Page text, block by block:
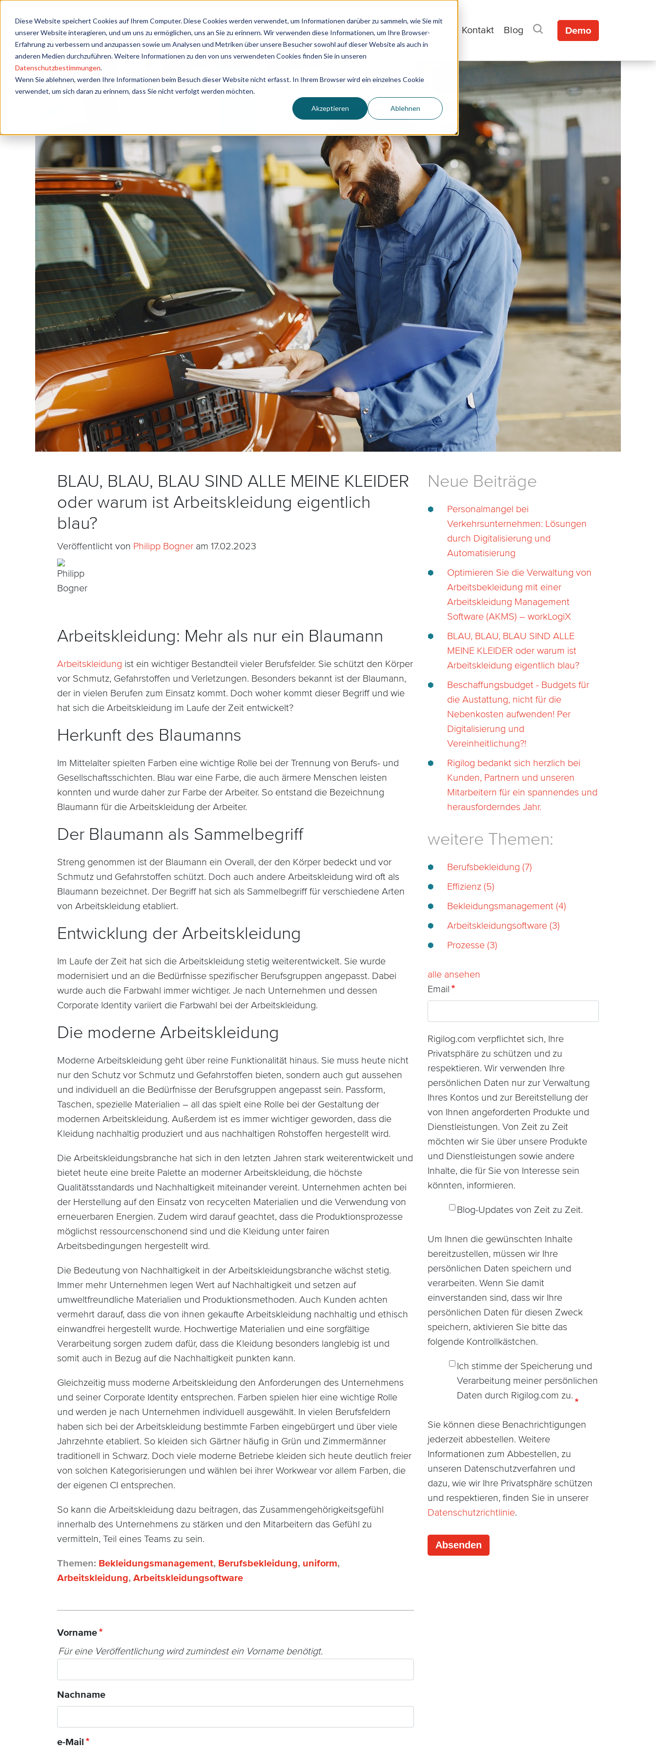
Diese Website speichert Cookies auf Ihrem Computer. Diese Cookies werden verwendet, um Informationen darüber zu sammeln, wie Sie mit
unserer Website interagieren, und um uns zu ermöglichen, uns an Sie zu erinnern. Wir verwenden diese Informationen, um Ihre Browser-
Erfahrung zu verbessern und anzupassen sowie um Analysen und Metriken über unsere Besucher sowohl auf dieser Website als auch in
anderen Medien durchzuführen. Weitere Informationen zu den von uns verwendeten Cookies finden Sie in unseren
Datenschutzbestimmungen.
Wenn Sie ablehnen, werden Ihre Informationen beim Besuch dieser Website nicht erfasst. In Ihrem Browser wird ein einzelnes Cookie
verwendet, um sich daran zu erinnern, dass Sie nicht verfolgt werden möchten.
Akzeptieren Ablehnen
Anwendungen Produkt Ressourcen Unternehmen Kontakt Blog Demo
BLAU, BLAU, BLAU SIND ALLE MEINE KLEIDER
oder warum ist Arbeitskleidung eigentlich
blau?
Veröffentlicht von Philipp Bogner am 17.02.2023
Arbeitskleidung: Mehr als nur ein Blaumann
Arbeitskleidung ist ein wichtiger Bestandteil vieler Berufsfelder. Sie schützt den Körper
vor Schmutz, Gefahrstoffen und Verletzungen. Besonders bekannt ist der Blaumann,
der in vielen Berufen zum Einsatz kommt. Doch woher kommt dieser Begriff und wie
hat sich die Arbeitskleidung im Laufe der Zeit entwickelt?
Herkunft des Blaumanns
Im Mittelalter spielten Farben eine wichtige Rolle bei der Trennung von Berufs- und
Gesellschaftsschichten. Blau war eine Farbe, die auch ärmere Menschen leisten
konnten und wurde daher zur Farbe der Arbeiter. So entstand die Bezeichnung
Blaumann für die Arbeitskleidung der Arbeiter.
Der Blaumann als Sammelbegriff
Streng genommen ist der Blaumann ein Overall, der den Körper bedeckt und vor
Schmutz und Gefahrstoffen schützt. Doch auch andere Arbeitskleidung wird oft als
Blaumann bezeichnet. Der Begriff hat sich als Sammelbegriff für verschiedene Arten
von Arbeitskleidung etabliert.
Entwicklung der Arbeitskleidung
Im Laufe der Zeit hat sich die Arbeitskleidung stetig weiterentwickelt. Sie wurde
modernisiert und an die Bedürfnisse spezifischer Berufsgruppen angepasst. Dabei
wurde auch die Farbwahl immer wichtiger. Je nach Unternehmen und dessen
Corporate Identity variiert die Farbwahl bei der Arbeitskleidung.
Die moderne Arbeitskleidung
Moderne Arbeitskleidung geht über reine Funktionalität hinaus. Sie muss heute nicht
nur den Schutz vor Schmutz und Gefahrstoffen bieten, sondern auch gut aussehen
und individuell an die Bedürfnisse der Berufsgruppen angepasst sein. Passform,
Taschen, spezielle Materialien – all das spielt eine Rolle bei der Gestaltung der
modernen Arbeitskleidung. Außerdem ist es immer wichtiger geworden, dass die
Kleidung nachhaltig produziert und aus nachhaltigen Rohstoffen hergestellt wird.
Die Arbeitskleidungsbranche hat sich in den letzten Jahren stark weiterentwickelt und
bietet heute eine breite Palette an moderner Arbeitskleidung, die höchste
Qualitätsstandards und Nachhaltigkeit miteinander vereint. Unternehmen achten bei
der Herstellung auf den Einsatz von recycelten Materialien und die Verwendung von
erneuerbaren Energien. Zudem wird darauf geachtet, dass die Produktionsprozesse
möglichst ressourcenschonend sind und die Kleidung unter fairen
Arbeitsbedingungen hergestellt wird.
Die Bedeutung von Nachhaltigkeit in der Arbeitskleidungsbranche wächst stetig.
Immer mehr Unternehmen legen Wert auf Nachhaltigkeit und setzen auf
umweltfreundliche Materialien und Produktionsmethoden. Auch Kunden achten
vermehrt darauf, dass die von ihnen gekaufte Arbeitskleidung nachhaltig und ethisch
einwandfrei hergestellt wurde. Hochwertige Materialien und eine sorgfältige
Verarbeitung sorgen zudem dafür, dass die Kleidung besonders langlebig ist und
somit auch in Bezug auf die Nachhaltigkeit punkten kann.
Gleichzeitig muss moderne Arbeitskleidung den Anforderungen des Unternehmens
und seiner Corporate Identity entsprechen. Farben spielen hier eine wichtige Rolle
und werden je nach Unternehmen individuell ausgewählt. In vielen Berufsfeldern
haben sich bei der Arbeitskleidung bestimmte Farben eingebürgert und über viele
Jahrzehnte etabliert. So kleiden sich Gärtner häufig in Grün und Zimmermänner
traditionell in Schwarz. Doch viele moderne Betriebe kleiden sich heute deutlich freier
von solchen Kategorisierungen und wählen bei ihrer Workwear vor allem Farben, die
der eigenen CI entsprechen.
So kann die Arbeitskleidung dazu beitragen, das Zusammengehörigkeitsgefühl
innerhalb des Unternehmens zu stärken und den Mitarbeitern das Gefühl zu
vermitteln, Teil eines Teams zu sein.
Themen: Bekleidungsmanagement, Berufsbekleidung, uniform,
Arbeitskleidung, Arbeitskleidungsoftware
Vorname
Für eine Veröffentlichung wird zumindest ein Vorname benötigt.
Nachname
e-Mail
Neue Beiträge
Personalmangel bei
Verkehrsunternehmen: Lösungen
durch Digitalisierung und
Automatisierung
Optimieren Sie die Verwaltung von
Arbeitsbekleidung mit einer
Arbeitskleidung Management
Software (AKMS) – workLogiX
BLAU, BLAU, BLAU SIND ALLE
MEINE KLEIDER oder warum ist
Arbeitskleidung eigentlich blau?
Beschaffungsbudget - Budgets für
die Austattung, nicht für die
Nebenkosten aufwenden! Per
Digitalisierung und
Vereinheitlichung?!
Rigilog bedankt sich herzlich bei
Kunden, Partnern und unseren
Mitarbeitern für ein spannendes und
herausforderndes Jahr.
weitere Themen:
Berufsbekleidung (7)
Effizienz (5)
Bekleidungsmanagement (4)
Arbeitskleidungsoftware (3)
Prozesse (3)
alle ansehen
Email
Rigilog.com verpflichtet sich, Ihre
Privatsphäre zu schützen und zu
respektieren. Wir verwenden Ihre
persönlichen Daten nur zur Verwaltung
Ihres Kontos und zur Bereitstellung der
von Ihnen angeforderten Produkte und
Dienstleistungen. Von Zeit zu Zeit
möchten wir Sie über unsere Produkte
und Dienstleistungen sowie andere
Inhalte, die für Sie von Interesse sein
könnten, informieren.
Blog-Updates von Zeit zu Zeit.
Um Ihnen die gewünschten Inhalte
bereitzustellen, müssen wir Ihre
persönlichen Daten speichern und
verarbeiten. Wenn Sie damit
einverstanden sind, dass wir Ihre
persönlichen Daten für diesen Zweck
speichern, aktivieren Sie bitte das
folgende Kontrollkästchen.
Ich stimme der Speicherung und
Verarbeitung meiner persönlichen
Daten durch Rigilog.com zu.
Sie können diese Benachrichtigungen
jederzeit abbestellen. Weitere
Informationen zum Abbestellen, zu
unseren Datenschutzverfahren und
dazu, wie wir Ihre Privatsphäre schützen
und respektieren, finden Sie in unserer
Datenschutzrichtlinie.